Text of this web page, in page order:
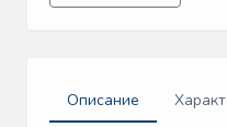
Описание